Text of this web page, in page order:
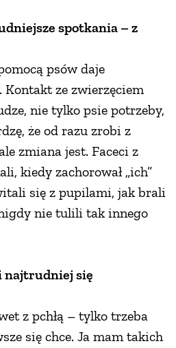
spotkania – z
psów daje
Kontakt ze zwierzęciem
nie tylko psie potrzeby,
że od razu zrobi z
zmiana jest. Faceci z
kiedy zachorował „ich”
się z pupilami, jak brali
nie tulili tak innego
najtrudniej się
z pchłą – tylko trzeba
się chce. Ja mam takich